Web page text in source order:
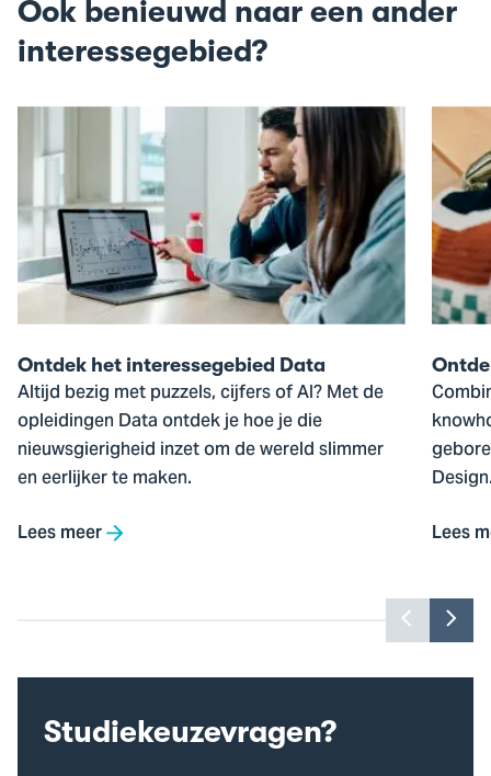
Ook benieuwd naar een ander
interessegebied?
naar
Ontdek
het
interessegebied
Data
Ontdek het interessegebied Data
Altijd bezig met puzzels, cijfers of AI? Met de
opleidingen Data ontdek je hoe je die
nieuwsgierigheid inzet om de wereld slimmer
en eerlijker te maken.
Lees meer
naar
Ontdek
het
Design
Lees
Toon
vorige
slide
Studiekeuzevragen?